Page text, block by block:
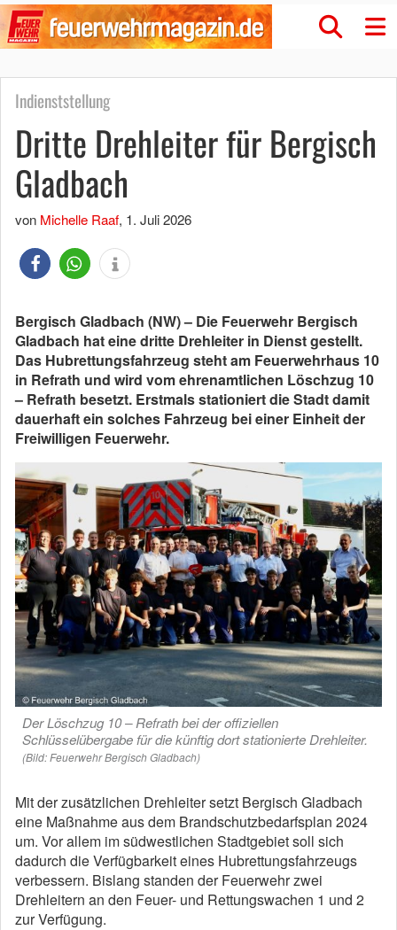
Indienststellung
Dritte Drehleiter für Bergisch
Gladbach
von Michelle Raaf, 1. Juli 2026
Bergisch Gladbach (NW) – Die Feuerwehr Bergisch
Gladbach hat eine dritte Drehleiter in Dienst gestellt.
Das Hubrettungsfahrzeug steht am Feuerwehrhaus 10
in Refrath und wird vom ehrenamtlichen Löschzug 10
– Refrath besetzt. Erstmals stationiert die Stadt damit
dauerhaft ein solches Fahrzeug bei einer Einheit der
Freiwilligen Feuerwehr.
Der Löschzug 10 – Refrath bei der offiziellen
Schlüsselübergabe für die künftig dort stationierte Drehleiter.
(Bild: Feuerwehr Bergisch Gladbach)
Mit der zusätzlichen Drehleiter setzt Bergisch Gladbach
eine Maßnahme aus dem Brandschutzbedarfsplan 2024
um. Vor allem im südwestlichen Stadtgebiet soll sich
dadurch die Verfügbarkeit eines Hubrettungsfahrzeugs
verbessern. Bislang standen der Feuerwehr zwei
Drehleitern an den Feuer- und Rettungswachen 1 und 2
zur Verfügung.